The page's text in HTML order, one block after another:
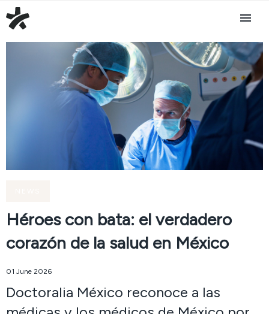
Héroes con bata: el verdadero
corazón de la salud en México
01 June 2026
Doctoralia México reconoce a las